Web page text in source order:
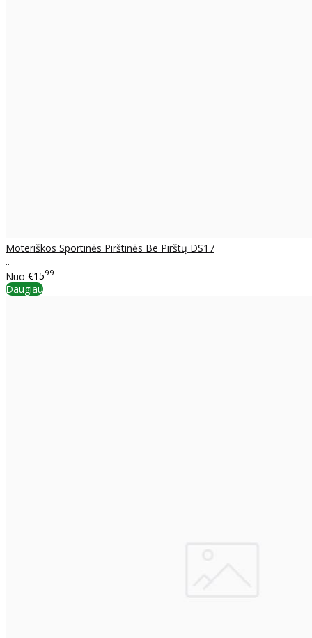
Moteriškos Sportinės Pirštinės Be Pirštų DS17
..
Nuo €1599
Daugiau